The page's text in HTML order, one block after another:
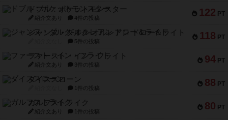
122 PT
ドブル：ポケットモンスター
紹介文あり 4件の投稿
118 PT
ジャンヌ・ダルク-オルレアン ドロー＆ライト
5件の投稿
94 PT
ファースト・イン・フライト
紹介文あり 3件の投稿
88 PT
ダイススローン
1件の投稿
80 PT
ガルフストライク
紹介文あり 1件の投稿